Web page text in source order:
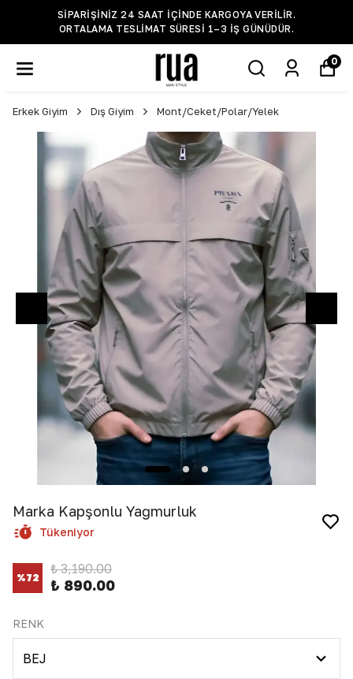
SIPARIŞINIZ 24 SAAT IÇINDE KARGOYA VERILIR.
ORTALAMA TESLIMAT SÜRESI 1–3 IŞ GÜNÜDÜR.
0
Erkek Giyim Dış Giyim Mont/Ceket/Polar/Yelek
Marka Kapşonlu Yağmurluk
Tükeniyor
%72
₺ 3,190.00
₺ 890.00
RENK